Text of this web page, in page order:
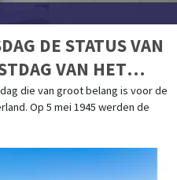
DE STATUS VAN
VAN HET
die van groot belang is voor de
Op 5 mei 1945 werden de